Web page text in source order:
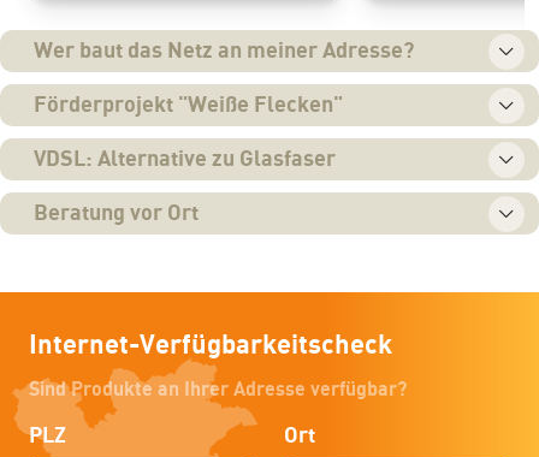
Wer baut das Netz an meiner Adresse?
Förderprojekt "Weiße Flecken"
VDSL: Alternative zu Glasfaser
Beratung vor Ort
Internet-Verfügbarkeitscheck
Sind Produkte an Ihrer Adresse verfügbar?
PLZ Ort